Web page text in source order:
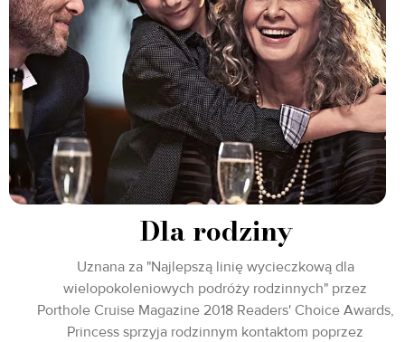
Dla rodziny
Uznana za "Najlepszą linię wycieczkową dla
wielopokoleniowych podróży rodzinnych" przez
Porthole Cruise Magazine 2018 Readers' Choice Awards,
Princess sprzyja rodzinnym kontaktom poprzez